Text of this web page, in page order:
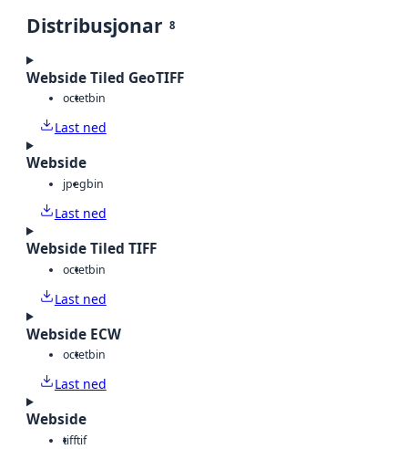
Distribusjonar 8
Webside Tiled GeoTIFF
octetbin
Last ned
Webside
jpegbin
Last ned
Webside Tiled TIFF
octetbin
Last ned
Webside ECW
octetbin
Last ned
Webside
tifftif